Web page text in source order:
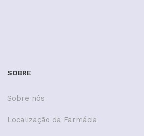
SOBRE
Sobre nós
Localização da Farmácia